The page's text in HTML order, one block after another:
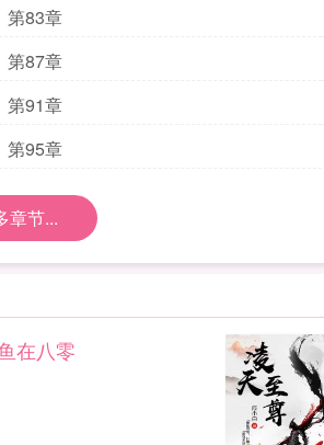
第83章
第87章
第91章
第95章
章节...
在八零